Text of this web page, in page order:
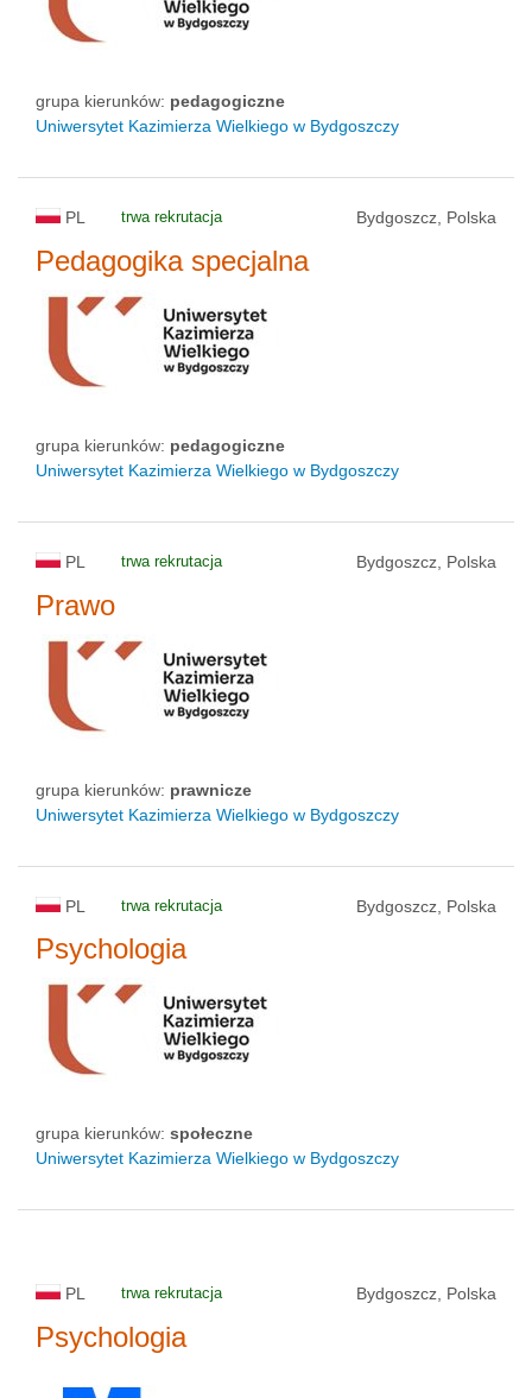
grupa kierunków: pedagogiczne
Uniwersytet Kazimierza Wielkiego w Bydgoszczy
PL trwa rekrutacja Bydgoszcz, Polska
Pedagogika specjalna
grupa kierunków: pedagogiczne
Uniwersytet Kazimierza Wielkiego w Bydgoszczy
PL trwa rekrutacja Bydgoszcz, Polska
Prawo
grupa kierunków: prawnicze
Uniwersytet Kazimierza Wielkiego w Bydgoszczy
PL trwa rekrutacja Bydgoszcz, Polska
Psychologia
grupa kierunków: społeczne
Uniwersytet Kazimierza Wielkiego w Bydgoszczy
PL trwa rekrutacja Bydgoszcz, Polska
Psychologia